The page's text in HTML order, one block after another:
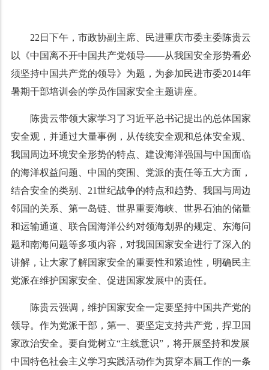
22日下午，市政协副主席、民进重庆市委主委陈贵云
以《中国离不开中国共产党领导——从我国安全形势看必
须坚持中国共产党的领导》为题，为参加民进市委2014年
暑期干部培训会的学员作国家安全主题讲座。
陈贵云带领大家学习了习近平总书记提出的总体国家
安全观，并通过大量事例，从传统安全观和总体安全观、
我国周边环境安全形势的特点、建设海洋强国与中国面临
的海洋权益问题、中国的突围、党派的责任等五大方面，
结合安全的类别、21世纪战争的特点和趋势、我国与周边
邻国的关系、第一岛链、世界重要海峡、世界石油的储量
和运输通道、联合国海洋公约对领海划界的规定、东海问
题和南海问题等多项内容，对我国国家安全进行了深入的
讲解，让大家了解国家安全的重要性和紧迫性，明确民主
党派在维护国家安全、促进国家发展中的责任。
陈贵云强调，维护国家安全一定要坚持中国共产党的
领导。作为党派干部，第一、要坚定支持共产党，捍卫国
家政治安全。要自觉树立“主线意识”，将开展坚持和发展
中国特色社会主义学习实践活动作为贯穿本届工作的一条